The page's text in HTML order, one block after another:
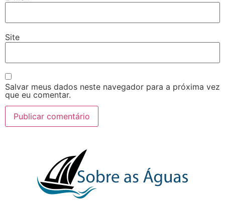
Site
Salvar meus dados neste navegador para a próxima vez
que eu comentar.